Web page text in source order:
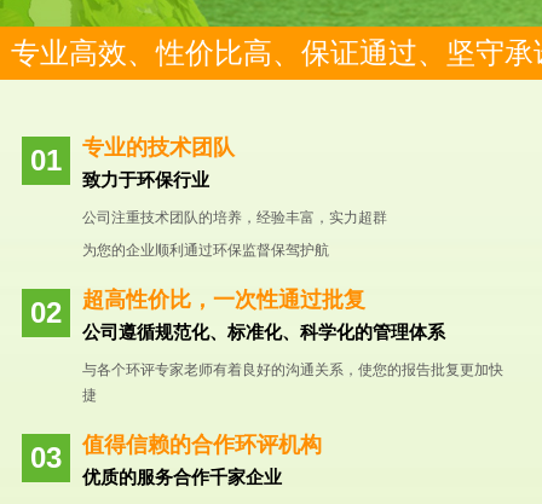
专业高效、性价比高、保证通过、坚守承
专业的技术团队
致力于环保行业
公司注重技术团队的培养，经验丰富，实力超群
为您的企业顺利通过环保监督保驾护航
超高性价比，一次性通过批复
公司遵循规范化、标准化、科学化的管理体系
与各个环评专家老师有着良好的沟通关系，使您的报告批复更加快
捷
值得信赖的合作环评机构
优质的服务合作千家企业